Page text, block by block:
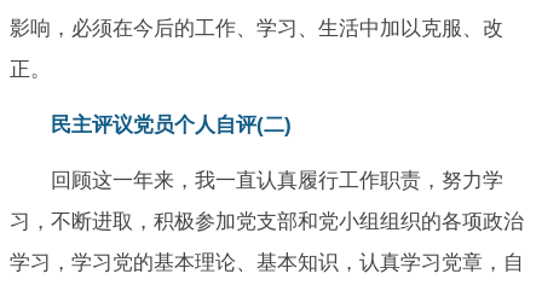
影响，必须在今后的工作、学习、生活中加以克服、改
正。
民主评议党员个人自评(二)
回顾这一年来，我一直认真履行工作职责，努力学
习，不断进取，积极参加党支部和党小组组织的各项政治
学习，学习党的基本理论、基本知识，认真学习党章，自